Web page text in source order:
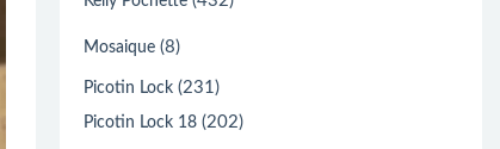
Mosaique (8)
Picotin Lock (231)
Picotin Lock 18 (202)